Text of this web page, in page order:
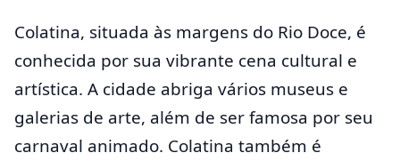
Colatina, situada às margens do Rio Doce, é
conhecida por sua vibrante cena cultural e
artística. A cidade abriga vários museus e
galerias de arte, além de ser famosa por seu
carnaval animado. Colatina também é